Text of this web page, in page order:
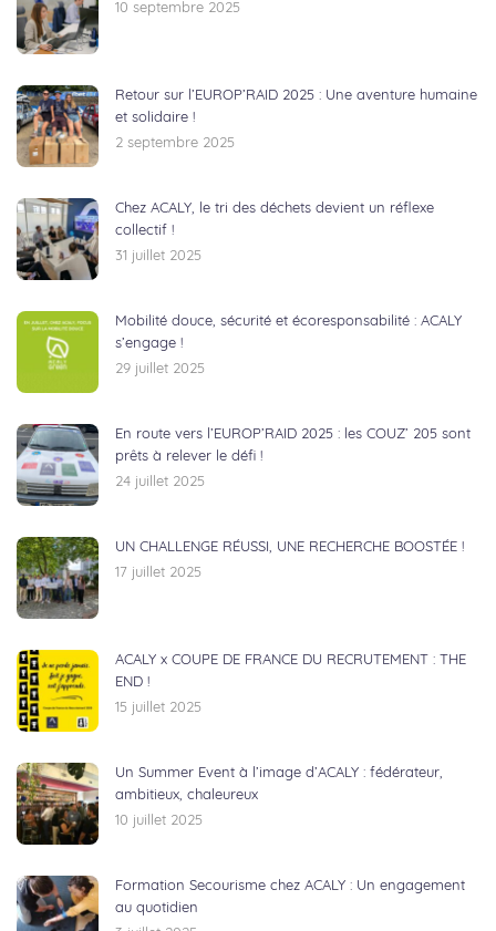
10 septembre 2025
Retour sur l’EUROP’RAID 2025 : Une aventure humaine
et solidaire !
2 septembre 2025
Chez ACALY, le tri des déchets devient un réflexe
collectif !
31 juillet 2025
Mobilité douce, sécurité et écoresponsabilité : ACALY
s’engage !
29 juillet 2025
En route vers l’EUROP’RAID 2025 : les COUZ’ 205 sont
prêts à relever le défi !
24 juillet 2025
UN CHALLENGE RÉUSSI, UNE RECHERCHE BOOSTÉE !
17 juillet 2025
ACALY x COUPE DE FRANCE DU RECRUTEMENT : THE
END !
15 juillet 2025
Un Summer Event à l’image d’ACALY : fédérateur,
ambitieux, chaleureux
10 juillet 2025
Formation Secourisme chez ACALY : Un engagement
au quotidien